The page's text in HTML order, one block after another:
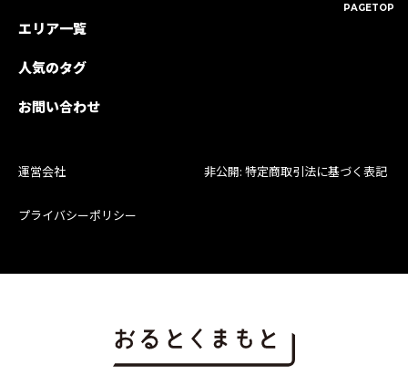
PAGETOP
エリア一覧
人気のタグ
お問い合わせ
運営会社 非公開: 特定商取引法に基づく表記
プライバシーポリシー